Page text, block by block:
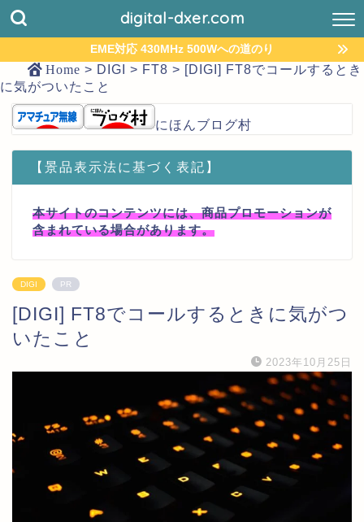
digital-dxer.com
EME対応 430MHz 500Wへの道のり
Home > DIGI > FT8 > [DIGI] FT8でコールするとき
に気がついたこと
にほんブログ村
【景品表示法に基づく表記】
本サイトのコンテンツには、商品プロモーションが
含まれている場合があります。
DIGI PR
[DIGI] FT8でコールするときに気がつ
いたこと
2023年10月25日